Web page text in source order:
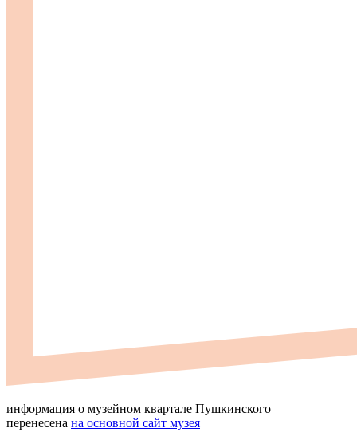
информация о музейном квартале Пушкинского
перенесена на основной сайт музея